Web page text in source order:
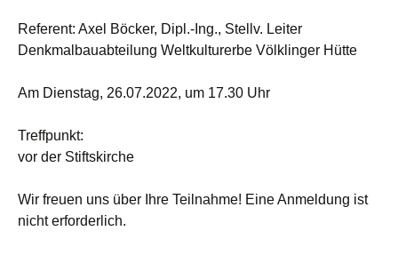
Referent: Axel Böcker, Dipl.-Ing., Stellv. Leiter
Denkmalbauabteilung Weltkulturerbe Völklinger Hütte
Am Dienstag, 26.07.2022, um 17.30 Uhr
Treffpunkt:
vor der Stiftskirche
Wir freuen uns über Ihre Teilnahme! Eine Anmeldung ist
nicht erforderlich.